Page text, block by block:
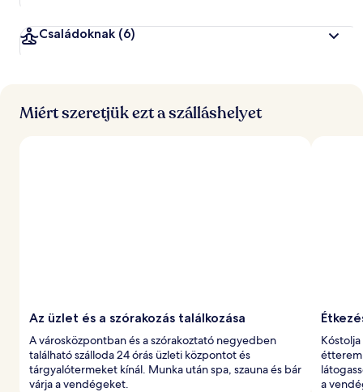
Családoknak (6)
Miért szeretjük ezt a szálláshelyet
Az üzlet és a szórakozás találkozása
A városközpontban és a szórakoztató negyedben
található szálloda 24 órás üzleti központot és
tárgyalótermeket kínál. Munka után spa, szauna és bár
várja a vendégeket.
a